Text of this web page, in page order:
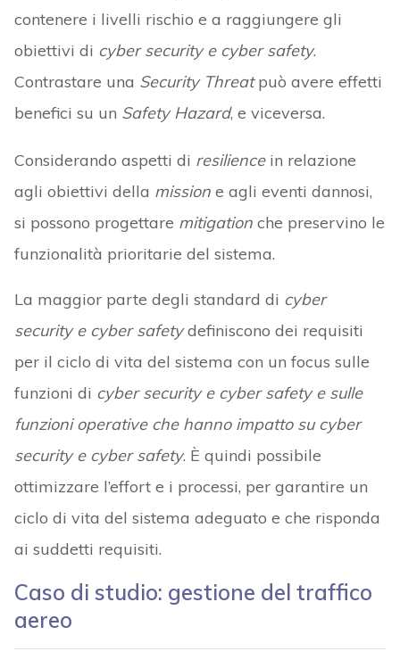
contenere i livelli rischio e a raggiungere gli
obiettivi di cyber security e cyber safety.
Contrastare una Security Threatpuò avere effetti
benefici su un Safety Hazard, e viceversa.
Considerando aspetti di resiliencein relazione
agli obiettivi della missione agli eventi dannosi,
si possono progettare mitigationche preservino le
funzionalità prioritarie del sistema.
La maggior parte degli standard di cyber
security e cyber safetydefiniscono dei requisiti
per il ciclo di vita del sistema con un focus sulle
funzioni di cyber security e cyber safety e sulle
funzioni operative che hanno impatto su cyber
security e cyber safety. È quindi possibile
ottimizzare l’effort e i processi, per garantire un
ciclo di vita del sistema adeguato e che risponda
ai suddetti requisiti.
Caso di studio: gestione del traffico
aereo